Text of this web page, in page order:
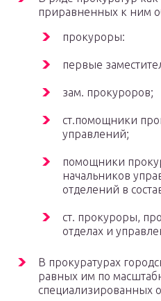
приравненных к ним
прокуроры:
первые
зам. прокуроров;
ст.помощники
управлений;
помощники
начальников
отделений в
ст. прокуроры,
отделах и
В прокуратурах
равных им по
специализированных